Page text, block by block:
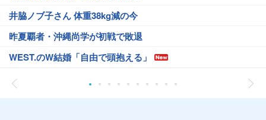
井脇ノブ子さん 体重38kg減の今
昨夏覇者・沖縄尚学が初戦で敗退
WEST.のW結婚「自由で頭抱える」